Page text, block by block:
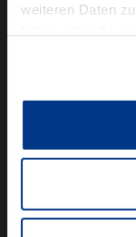
weiteren Daten
Autowelt
News & Events
Ausbildung